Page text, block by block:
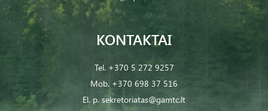
KONTAKTAI
Tel. +370 5 272 9257
Mob. +370 698 37 516
El. p. sekretoriatas@gamtc.lt